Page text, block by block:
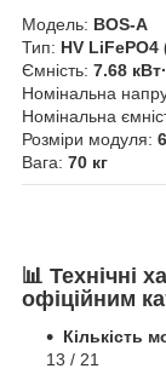
Модель: BOS-A
Тип: HV LiFePO4
Ємність: 7.68
Номінальна
Номінальна
Розміри модуля:
Вага: 70 кг
📊 Технічні
офіційним
Кількість
13 / 21